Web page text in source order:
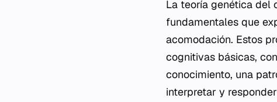
La teoría genética del
fundamentales que
acomodación. Estos
cognitivas básicas,
conocimiento, una
interpretar y